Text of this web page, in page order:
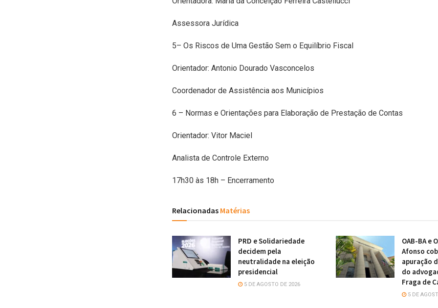
Assessora Jurídica
5– Os Riscos de Uma Gestão Sem o Equilíbrio Fiscal
Orientador: Antonio Dourado Vasconcelos
Coordenador de Assistência aos Municípios
6 – Normas e Orientações para Elaboração de Prestação de Contas
Orientador: Vitor Maciel
Analista de Controle Externo
17h30 às 18h – Encerramento
Relacionadas Matérias
PRD e Solidariedade
decidem pela
neutralidade na eleição
presidencial
5 DE AGOSTO DE 2026
OAB-BA e
Afonso
apuração
do
Fraga de
5 DE